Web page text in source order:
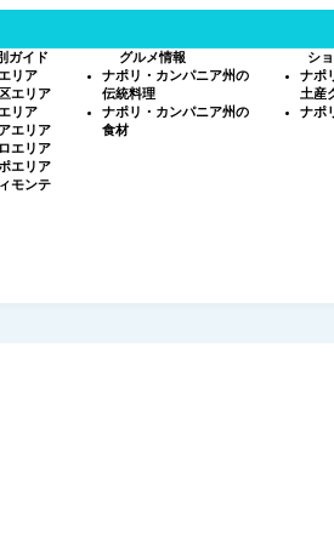
ガイド
リア
エリア
リア
エリア
エリア
エリア
モンテ
グルメ情報
ナポリ・カンパニア州の
伝統料理
ナポリ・カンパニア州の
食材
シ
ナポ
土産
ナポ